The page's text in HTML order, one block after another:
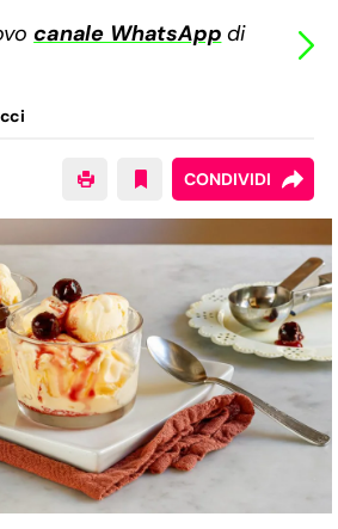
canale WhatsApp di
CONDIVIDI